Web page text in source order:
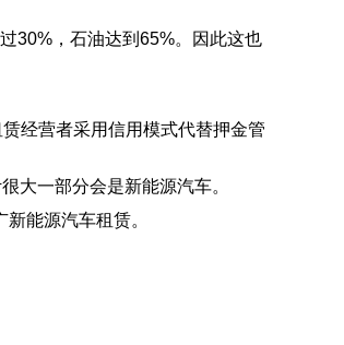
30%，石油达到65%。因此这也
经营者采用信用模式代替押金管
大一部分会是新能源汽车。
能源汽车租赁。